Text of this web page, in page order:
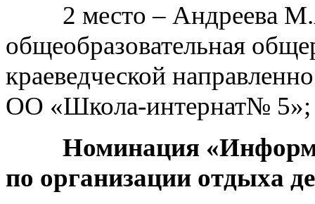
2 место – Андреева
общеобразовательная
краеведческой
ОО «Школа-интернат№ 5»;
Номинация
по организации отдыха